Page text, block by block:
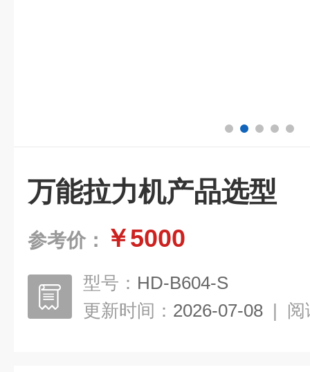
万能拉力机产品选型
参考价： ￥5000
型号： HD-B604-S
更新时间： 2026-07-08 | 阅